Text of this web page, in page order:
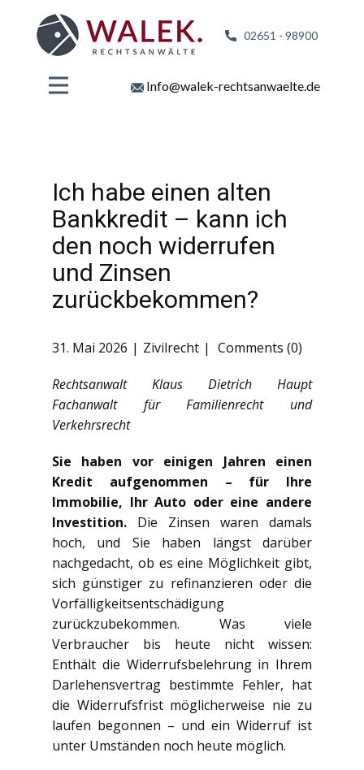
02651 - 98900
Info@walek-rechtsanwaelte.de
Ich habe einen alten
Bankkredit – kann ich
den noch widerrufen
und Zinsen
zurückbekommen?
31. Mai 2026 Zivilrecht Comments (0)
Rechtsanwalt Klaus Dietrich Haupt
Fachanwalt für Familienrecht und
Verkehrsrecht
Sie haben vor einigen Jahren einen
Kredit aufgenommen – für Ihre
Immobilie, Ihr Auto oder eine andere
Investition. Die Zinsen waren damals
hoch, und Sie haben längst darüber
nachgedacht, ob es eine Möglichkeit gibt,
sich günstiger zu refinanzieren oder die
Vorfälligkeitsentschädigung
zurückzubekommen. Was viele
Verbraucher bis heute nicht wissen:
Enthält die Widerrufsbelehrung in Ihrem
Darlehensvertrag bestimmte Fehler, hat
die Widerrufsfrist möglicherweise nie zu
laufen begonnen – und ein Widerruf ist
unter Umständen noch heute möglich.